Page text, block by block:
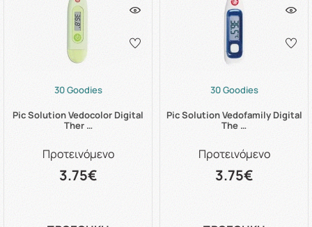
30 Goodies
Pic Solution Vedocolor Digital
Ther …
Προτεινόμενο
3.75€
30 Goodies
Pic Solution Vedofamily Digital
The …
Προτεινόμενο
3.75€